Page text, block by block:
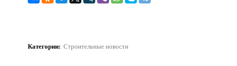
Категории: Строительные новости